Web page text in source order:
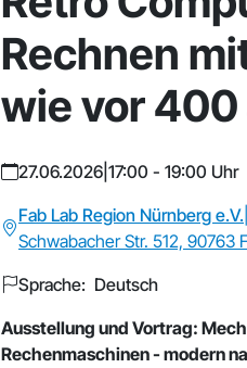
Rechnen
wie vor 400
27.06.2026 17:00 - 19:00 Uhr
Fab Lab Region Nürnberg e.V.
Schwabacher Str. 512, 90763
Sprache: Deutsch
Ausstellung und Vortrag:
Rechenmaschinen - modern